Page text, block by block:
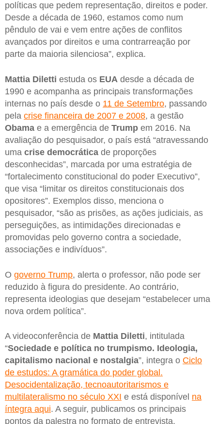
políticas que pedem representação, direitos e poder.
Desde a década de 1960, estamos como num
pêndulo de vai e vem entre ações de conflitos
avançados por direitos e uma contrarreação por
parte da maioria silenciosa”, explica.
Mattia Diletti estuda os EUA desde a década de
1990 e acompanha as principais transformações
internas no país desde o 11 de Setembro, passando
pela crise financeira de 2007 e 2008, a gestão
Obama e a emergência de Trump em 2016. Na
avaliação do pesquisador, o país está “atravessando
uma crise democrática de proporções
desconhecidas”, marcada por uma estratégia de
“fortalecimento constitucional do poder Executivo”,
que visa “limitar os direitos constitucionais dos
opositores”. Exemplos disso, menciona o
pesquisador, “são as prisões, as ações judiciais, as
perseguições, as intimidações direcionadas e
promovidas pelo governo contra a sociedade,
associações e indivíduos”.
O governo Trump, alerta o professor, não pode ser
reduzido à figura do presidente. Ao contrário,
representa ideologias que desejam “estabelecer uma
nova ordem política”.
A videoconferência de Mattia Diletti, intitulada
“Sociedade e política no trumpismo. Ideologia,
capitalismo nacional e nostalgia”, integra o Ciclo
de estudos: A gramática do poder global.
Desocidentalização, tecnoautoritarismos e
multilateralismo no século XXI e está disponível na
íntegra aqui. A seguir, publicamos os principais
pontos da palestra no formato de entrevista.